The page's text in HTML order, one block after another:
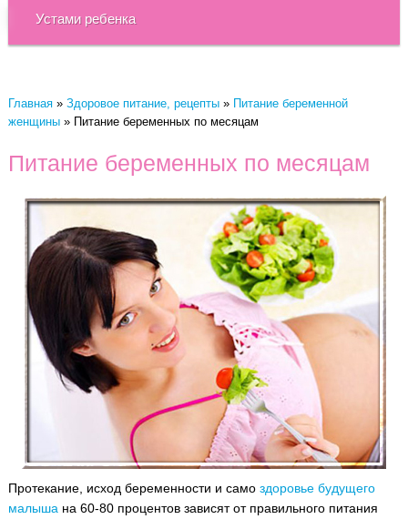
Устами ребенка
Главная» Здоровое питание, рецепты» Питание беременной
женщины» Питание беременных по месяцам
Питание беременных по месяцам
Протекание, исход беременности и само здоровье будущего
малыша на 60-80 процентов зависят от правильного питания